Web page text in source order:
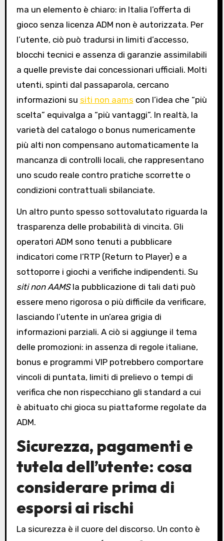
ma un elemento è chiaro: in Italia l’offerta di
gioco senza licenza ADM non è autorizzata. Per
l’utente, ciò può tradursi in limiti d’accesso,
blocchi tecnici e assenza di garanzie assimilabili
a quelle previste dai concessionari ufficiali. Molti
utenti, spinti dal passaparola, cercano
informazioni su siti non aams con l’idea che “più
scelta” equivalga a “più vantaggi”. In realtà, la
varietà del catalogo o bonus numericamente
più alti non compensano automaticamente la
mancanza di controlli locali, che rappresentano
uno scudo reale contro pratiche scorrette o
condizioni contrattuali sbilanciate.
Un altro punto spesso sottovalutato riguarda la
trasparenza delle probabilità di vincita. Gli
operatori ADM sono tenuti a pubblicare
indicatori come l’RTP (Return to Player) e a
sottoporre i giochi a verifiche indipendenti. Su
siti non AAMSla pubblicazione di tali dati può
essere meno rigorosa o più difficile da verificare,
lasciando l’utente in un’area grigia di
informazioni parziali. A ciò si aggiunge il tema
delle promozioni: in assenza di regole italiane,
bonus e programmi VIP potrebbero comportare
vincoli di puntata, limiti di prelievo o tempi di
verifica che non rispecchiano gli standard a cui
è abituato chi gioca su piattaforme regolate da
ADM.
Sicurezza, pagamenti e
tutela dell’utente: cosa
considerare prima di
esporsi ai rischi
La sicurezza è il cuore del discorso. Un conto è